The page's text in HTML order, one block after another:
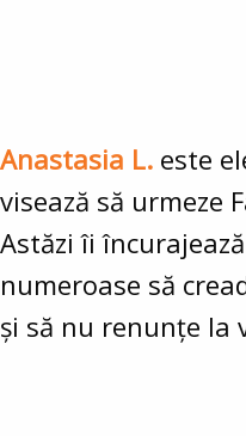
Anastasia L. este
visează să urmeze
Astăzi îi
numeroase să
și să nu renunțe la